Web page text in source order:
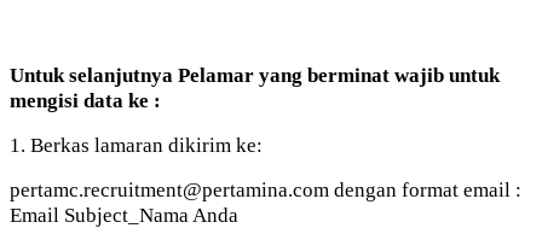
Untuk selanjutnya Pelamar yang berminat wajib untuk
mengisi data ke :
1. Berkas lamaran dikirim ke:
pertamc.recruitment@pertamina.com dengan format email :
Email Subject_Nama Anda